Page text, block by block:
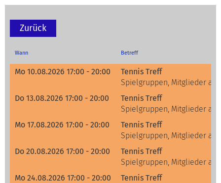
Zurück
Wann Betreff
Mo 10.08.2026 17:00 - 20:00
Tennis Treff
Spielgruppen, Mitglieder
Do 13.08.2026 17:00 - 20:00
Tennis Treff
Spielgruppen, Mitglieder
Mo 17.08.2026 17:00 - 20:00
Tennis Treff
Spielgruppen, Mitglieder
Do 20.08.2026 17:00 - 20:00
Tennis Treff
Spielgruppen, Mitglieder
Mo 24.08.2026 17:00 - 20:00
Tennis Treff